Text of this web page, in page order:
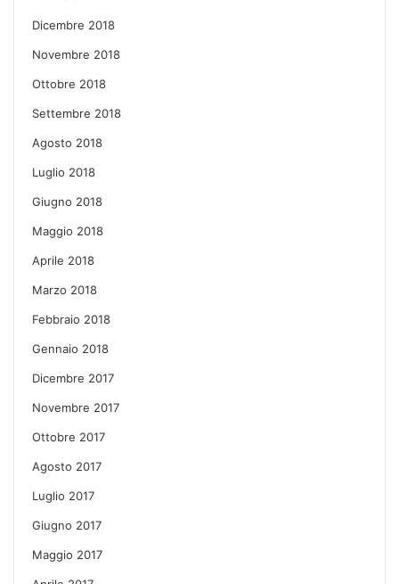
Dicembre 2018
Novembre 2018
Ottobre 2018
Settembre 2018
Agosto 2018
Luglio 2018
Giugno 2018
Maggio 2018
Aprile 2018
Marzo 2018
Febbraio 2018
Gennaio 2018
Dicembre 2017
Novembre 2017
Ottobre 2017
Agosto 2017
Luglio 2017
Giugno 2017
Maggio 2017